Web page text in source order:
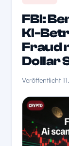
FBI:
KI-
Fraud
Dollar
Veröffentlicht